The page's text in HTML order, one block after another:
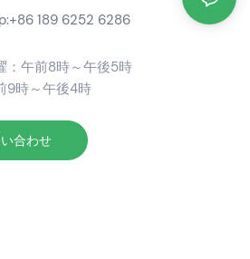
+86 189 6252 6286
：午前8時～午後5時
9時～午後4時
合わせ